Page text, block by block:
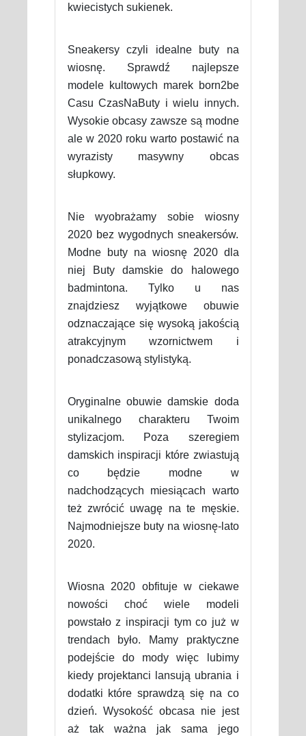
kwiecistych sukienek.
Sneakersy czyli idealne buty na
wiosnę. Sprawdź najlepsze
modele kultowych marek born2be
Casu CzasNaButy i wielu innych.
Wysokie obcasy zawsze są modne
ale w 2020 roku warto postawić na
wyrazisty masywny obcas
słupkowy.
Nie wyobrażamy sobie wiosny
2020 bez wygodnych sneakersów.
Modne buty na wiosnę 2020 dla
niej Buty damskie do halowego
badmintona. Tylko u nas
znajdziesz wyjątkowe obuwie
odznaczające się wysoką jakością
atrakcyjnym wzornictwem i
ponadczasową stylistyką.
Oryginalne obuwie damskie doda
unikalnego charakteru Twoim
stylizacjom. Poza szeregiem
damskich inspiracji które zwiastują
co będzie modne w
nadchodzących miesiącach warto
też zwrócić uwagę na te męskie.
Najmodniejsze buty na wiosnę-lato
2020.
Wiosna 2020 obfituje w ciekawe
nowości choć wiele modeli
powstało z inspiracji tym co już w
trendach było. Mamy praktyczne
podejście do mody więc lubimy
kiedy projektanci lansują ubrania i
dodatki które sprawdzą się na co
dzień. Wysokość obcasa nie jest
aż tak ważna jak sama jego